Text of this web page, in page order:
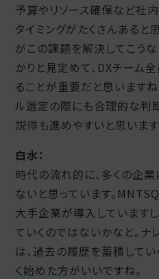
予算やリソース確保など社
タイミングがたくさんあると
がこの課題を解決してこう
かりと見定めて、DXチーム
ることが重要だと思います
ル選定の際にも合理的な判
説得も進めやすいと思います
白水：
時代の流れ的に、多くの企
ないと思っています。
大手企業が導入しています
ていくのではないかなと。ナ
は、過去の履歴を蓄積して
く始めた方がいいですね。